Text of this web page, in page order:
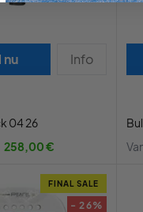
nu Info
04 26
258,00 €
FINAL SALE
- 26%